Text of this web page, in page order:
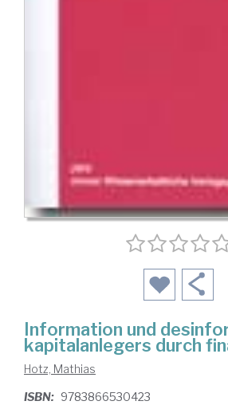
Information und
kapitalanlegers durch
Hotz, Mathias
ISBN: 9783866530423